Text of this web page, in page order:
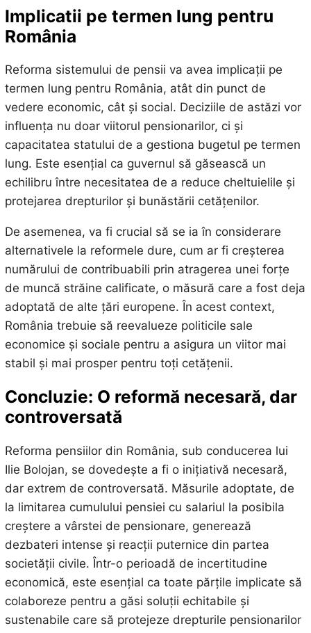
Implicatii pe termen lung pentru
România
Reforma sistemului de pensii va avea implicații pe
termen lung pentru România, atât din punct de
vedere economic, cât și social. Deciziile de astăzi vor
influența nu doar viitorul pensionarilor, ci și
capacitatea statului de a gestiona bugetul pe termen
lung. Este esențial ca guvernul să găsească un
echilibru între necesitatea de a reduce cheltuielile și
protejarea drepturilor și bunăstării cetățenilor.
De asemenea, va fi crucial să se ia în considerare
alternativele la reformele dure, cum ar fi creșterea
numărului de contribuabili prin atragerea unei forțe
de muncă străine calificate, o măsură care a fost deja
adoptată de alte țări europene. În acest context,
România trebuie să reevalueze politicile sale
economice și sociale pentru a asigura un viitor mai
stabil și mai prosper pentru toți cetățenii.
Concluzie: O reformă necesară, dar
controversată
Reforma pensiilor din România, sub conducerea lui
Ilie Bolojan, se dovedește a fi o inițiativă necesară,
dar extrem de controversată. Măsurile adoptate, de
la limitarea cumulului pensiei cu salariul la posibila
creștere a vârstei de pensionare, generează
dezbateri intense și reacții puternice din partea
societății civile. Într-o perioadă de incertitudine
economică, este esențial ca toate părțile implicate să
colaboreze pentru a găsi soluții echitabile și
sustenabile care să protejeze drepturile pensionarilor